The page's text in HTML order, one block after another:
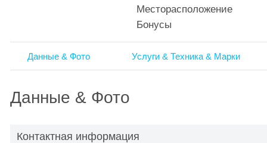
Месторасположение
Бонусы
Данные & Фото Услуги & Техника & Марки
Данные & Фото
Контактная информация